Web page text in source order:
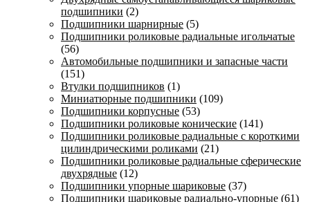
подшипники (2)
Подшипники шарнирные (5)
Подшипники роликовые радиальные игольчатые
(56)
Автомобильные подшипники и запасные части
(151)
Втулки подшипников (1)
Миниатюрные подшипники (109)
Подшипники корпусные (53)
Подшипники роликовые конические (141)
Подшипники роликовые радиальные с короткими
цилиндрическими роликами (21)
Подшипники роликовые радиальные сферические
двухрядные (12)
Подшипники упорные шариковые (37)
Подшипники шариковые радиально-упорные (61)